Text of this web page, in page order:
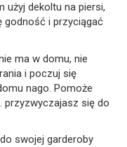
użyj dekoltu na piersi,
godność i przyciągać
ma w domu, nie
i poczuj się
nago. Pomoże
przyzwyczajasz się do
swojej garderoby